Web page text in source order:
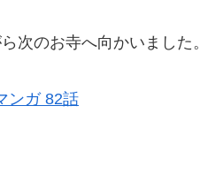
次のお寺へ向かいました。
ンガ 82話